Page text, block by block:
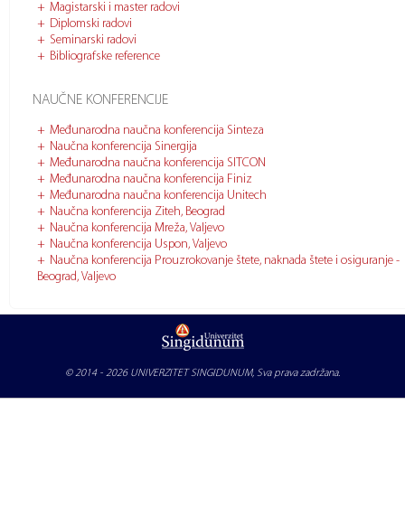
Magistarski i master radovi
Diplomski radovi
Seminarski radovi
Bibliografske reference
NAUČNE KONFERENCIJE
Međunarodna naučna konferencija Sinteza
Naučna konferencija Sinergija
Međunarodna naučna konferencija SITCON
Međunarodna naučna konferencija Finiz
Međunarodna naučna konferencija Unitech
Naučna konferencija Ziteh, Beograd
Naučna konferencija Mreža, Valjevo
Naučna konferencija Uspon, Valjevo
Naučna konferencija Prouzrokovanje štete, naknada štete i osiguranje -
Beograd, Valjevo
© 2014 - 2026 UNIVERZITET SINGIDUNUM, Sva prava zadržana.